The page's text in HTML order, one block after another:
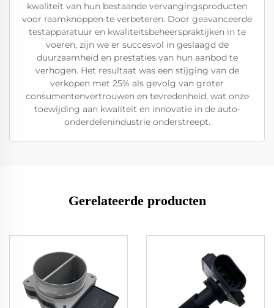
kwaliteit van hun bestaande vervangingsproducten
voor raamknoppen te verbeteren. Door geavanceerde
testapparatuur en kwaliteitsbeheerspraktijken in te
voeren, zijn we er succesvol in geslaagd de
duurzaamheid en prestaties van hun aanbod te
verhogen. Het resultaat was een stijging van de
verkopen met 25% als gevolg van groter
consumentenvertrouwen en tevredenheid, wat onze
toewijding aan kwaliteit en innovatie in de auto-
onderdelenindustrie onderstreept.
Gerelateerde producten